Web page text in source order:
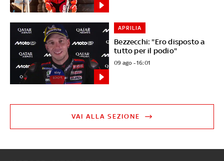
Bezzecchi: "Ero disposto a
tutto per il podio"
APRILIA
09 ago - 16:01
VAI ALLA SEZIONE